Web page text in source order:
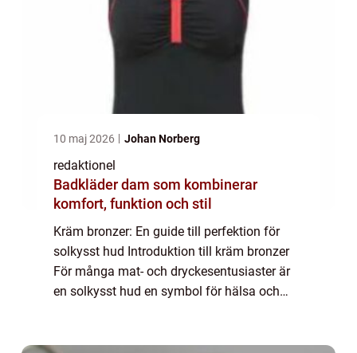
10 maj 2026 Johan Norberg
redaktionel
Badkläder dam som kombinerar
komfort, funktion och stil
Kräm bronzer: En guide till perfektion för
solkysst hud Introduktion till kräm bronzer
För många mat- och dryckesentusiaster är
en solkysst hud en symbol för hälsa och